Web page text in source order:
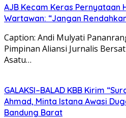
AJB Kecam Keras Pernyataan
Wartawan: “Jangan
Caption: Andi Mulyati
Pimpinan Aliansi Jurnalis
Asatu…
GALAKSI–BALAD KBB Kirim
Ahmad, Minta Istana Awasi
Bandung Barat